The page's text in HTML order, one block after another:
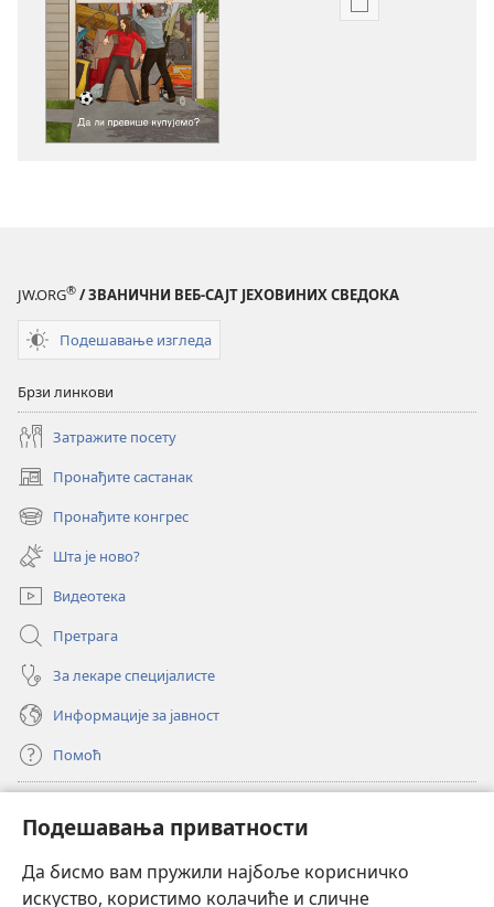
Подешавања приватности
Да бисмо вам пружили најбоље корисничко
искуство, користимо колачиће и сличне
Формати
JW.ORG® / ЗВАНИЧНИ ВЕБ-САЈТ ЈЕХОВИНИХ СВЕДОКА
Подешавање изгледа
Брзи линкови
Затражите посету
Пронађите састанак
(отвара
нови
прозор)
Пронађите конгрес
(отвара
нови
прозор)
Шта је ново?
Видеотека
Претрага
За лекаре специјалисте
Информације за јавност
Помоћ
(отвара
нови
прозор)ОНЛАЈН БИБЛИОТЕКА Watchtower
(отвара
нови